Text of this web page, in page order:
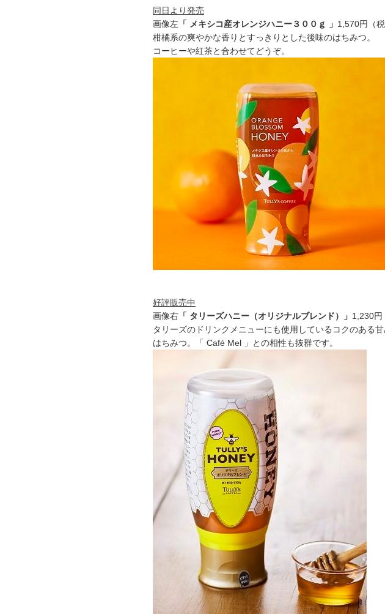
同日より発売
画像左 「 メキシコ産オレンジハニー３００ｇ 」 1,570円（税
柑橘系の爽やかな香りとすっきりとした後味のはちみつ。
コーヒーや紅茶と合わせてどうぞ。
好評販売中
画像右 「 タリーズハニー（オリジナルブレンド）」 1,230円
タリーズのドリンクメニューにも使用しているコクのある
はちみつ。「 Café Mel 」との相性も抜群です。